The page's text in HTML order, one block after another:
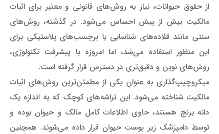
از حقوق حیوانات، نیاز به روش‌های قانونی و معتبر برای اثبات
مالکیت بیش از پیش احساس می‌شود. در گذشته، روش‌های
سنتی مانند قلاده‌های شناسایی یا برچسب‌های پلاستیکی برای
این منظور استفاده می‌شد، اما امروزه با پیشرفت تکنولوژی،
روش‌های نوین و دقیق‌تری در دسترس قرار گرفته است.
میکروچیپ‌گذاری به عنوان یکی از مطمئن‌ترین روش‌های اثبات
مالکیت شناخته می‌شود. این تراشه‌های کوچک که به اندازه یک
دانه برنج هستند، حاوی اطلاعات کامل مالک و حیوان بوده و
توسط دامپزشک زیر پوست حیوان قرار داده می‌شوند. همچنین